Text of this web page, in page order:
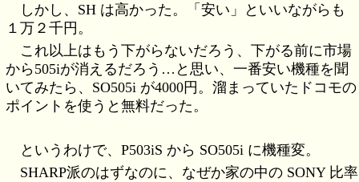
しかし、SH は高かった。「安い」といいながらも
１万２千円。
これ以上はもう下がらないだろう、下がる前に市場
から505iが消えるだろう…と思い、一番安い機種を聞
いてみたら、SO505i が4000円。溜まっていたドコモの
ポイントを使うと無料だった。
というわけで、P503iS から SO505i に機種変。
SHARP派のはずなのに、なぜか家の中の SONY 比率